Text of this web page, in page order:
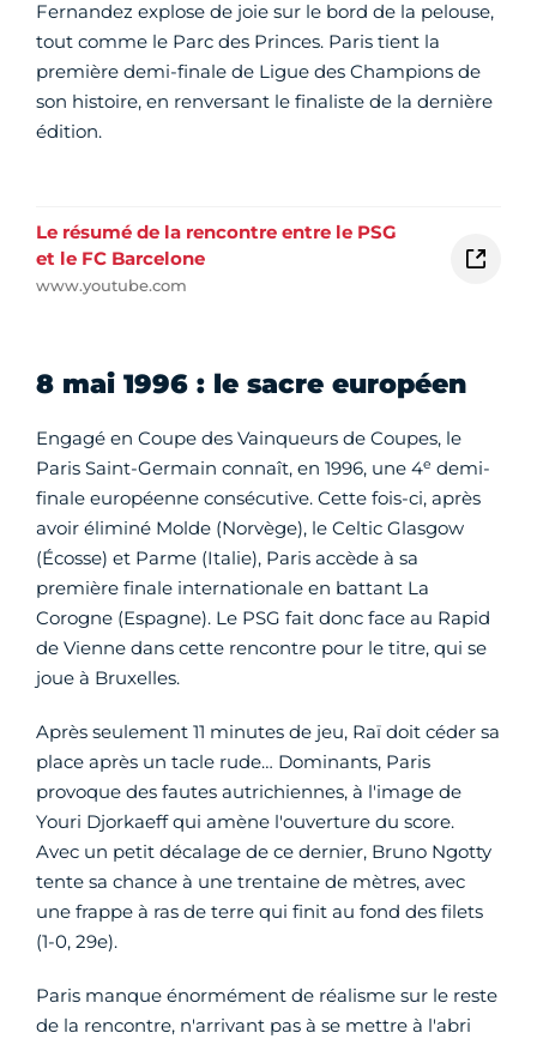
Fernandez explose de joie sur le bord de la pelouse,
tout comme le Parc des Princes. Paris tient la
première demi-finale de Ligue des Champions de
son histoire, en renversant le finaliste de la dernière
édition.
Le résumé de la rencontre entre le PSG
et le FC Barcelone
www.youtube.com
8 mai 1996 : le sacre européen
Engagé en Coupe des Vainqueurs de Coupes, le
Paris Saint-Germain connaît, en 1996, une 4e demi-
finale européenne consécutive. Cette fois-ci, après
avoir éliminé Molde (Norvège), le Celtic Glasgow
(Écosse) et Parme (Italie), Paris accède à sa
première finale internationale en battant La
Corogne (Espagne). Le PSG fait donc face au Rapid
de Vienne dans cette rencontre pour le titre, qui se
joue à Bruxelles.
Après seulement 11 minutes de jeu, Raï doit céder sa
place après un tacle rude… Dominants, Paris
provoque des fautes autrichiennes, à l'image de
Youri Djorkaeff qui amène l'ouverture du score.
Avec un petit décalage de ce dernier, Bruno Ngotty
tente sa chance à une trentaine de mètres, avec
une frappe à ras de terre qui finit au fond des filets
(1-0, 29e).
Paris manque énormément de réalisme sur le reste
de la rencontre, n'arrivant pas à se mettre à l'abri